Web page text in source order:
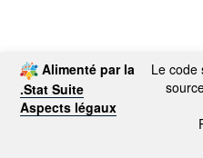
Alimenté par la
.Stat Suite
Aspects légaux
Le code